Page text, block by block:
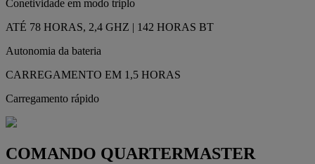
Conetividade em modo triplo
ATÉ 78 HORAS, 2,4 GHZ | 142 HORAS BT
Autonomia da bateria
CARREGAMENTO EM 1,5 HORAS
Carregamento rápido
COMANDO QUARTERMASTER